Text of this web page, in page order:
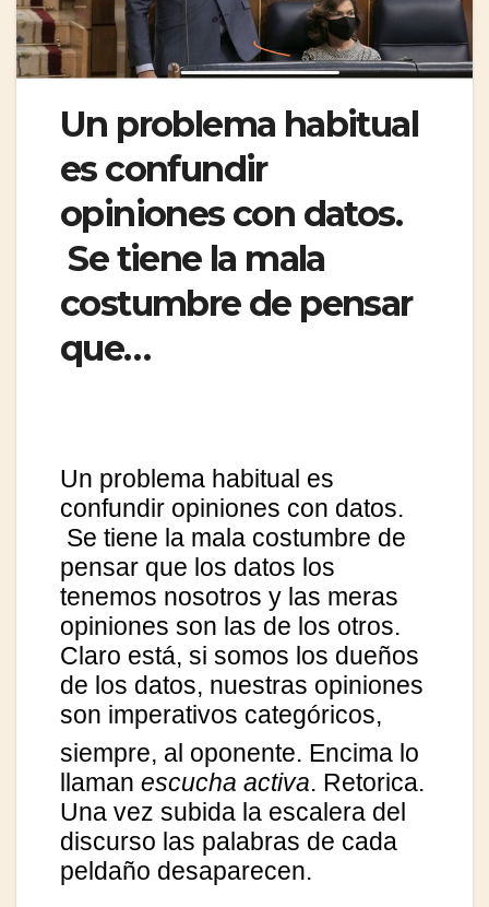
Un problema habitual
es confundir
opiniones con datos.
Se tiene la mala
costumbre de pensar
que…
Un problema habitual es
confundir opiniones con datos.
Se tiene la mala costumbre de
pensar que los datos los
tenemos nosotros y las meras
opiniones son las de los otros.
Claro está, si somos los dueños
de los datos, nuestras opiniones
son imperativos categóricos,
siempre, al oponente. Encima lo
llaman escucha activa. Retorica.
Una vez subida la escalera del
discurso las palabras de cada
peldaño desaparecen.